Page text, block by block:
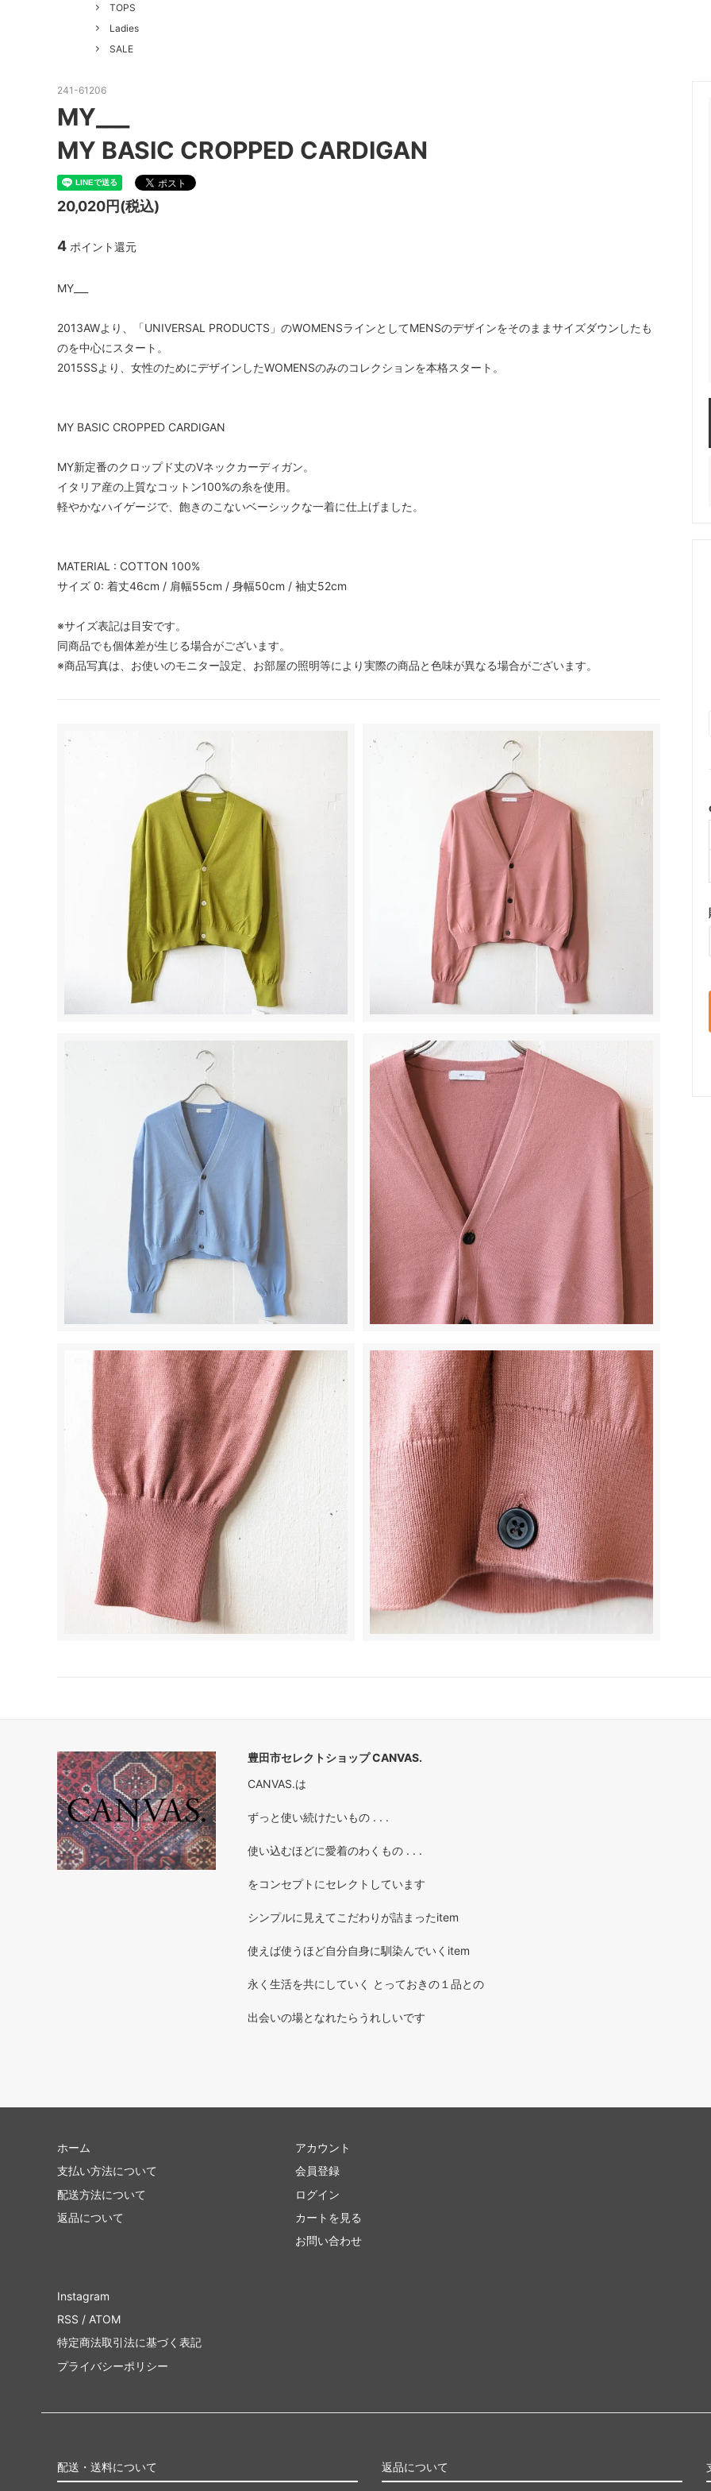
ALWEL
THE H.W. DOG&CO.
hakne
Macrame Wala
TOPS
Ladies
SALE
241-61206
MY___
MY BASIC CROPPED CARDIGAN
20,020円(税込)
4 ポイント還元
MY___
2013AWより、「UNIVERSAL PRODUCTS」のWOMENSラインとしてMENSのデザインをそのままサイズダウンしたも
のを中心にスタート。
2015SSより、女性のためにデザインしたWOMENSのみのコレクションを本格スタート。
MY BASIC CROPPED CARDIGAN
MY新定番のクロップド丈のVネックカーディガン。
イタリア産の上質なコットン100%の糸を使用。
軽やかなハイゲージで、飽きのこないベーシックな一着に仕上げました。
MATERIAL : COTTON 100%
サイズ 0: 着丈46cm / 肩幅55cm / 身幅50cm / 袖丈52cm
※サイズ表記は目安です。
同商品でも個体差が生じる場合がございます。
※商品写真は、お使いのモニター設定、お部屋の照明等により実際の商品と色味が異なる場合がございます。
豊田市セレクトショップ CANVAS.
CANVAS.は
ずっと使い続けたいもの . . .
使い込むほどに愛着のわくもの . . .
をコンセプトにセレクトしています
シンプルに見えてこだわりが詰まったitem
使えば使うほど自分自身に馴染んでいくitem
永く生活を共にしていく とっておきの１品との
出会いの場となれたらうれしいです
ホーム
支払い方法について
配送方法について
返品について
アカウント
会員登録
ログイン
カートを見る
お問い合わせ
Instagram
RSS / ATOM
特定商法取引法に基づく表記
プライバシーポリシー
配送・送料について 返品について